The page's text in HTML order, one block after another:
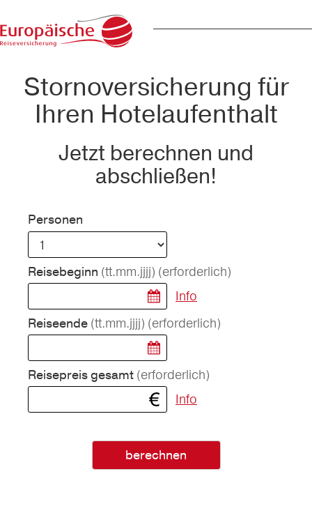
Stornoversicherung für
Ihren Hotelaufenthalt
Jetzt berechnen und
abschließen!
Personen
Reisebeginn (tt.mm.jjjj) (erforderlich)
Info
Reiseende (tt.mm.jjjj) (erforderlich)
Reisepreis gesamt (erforderlich)
Info
berechnen